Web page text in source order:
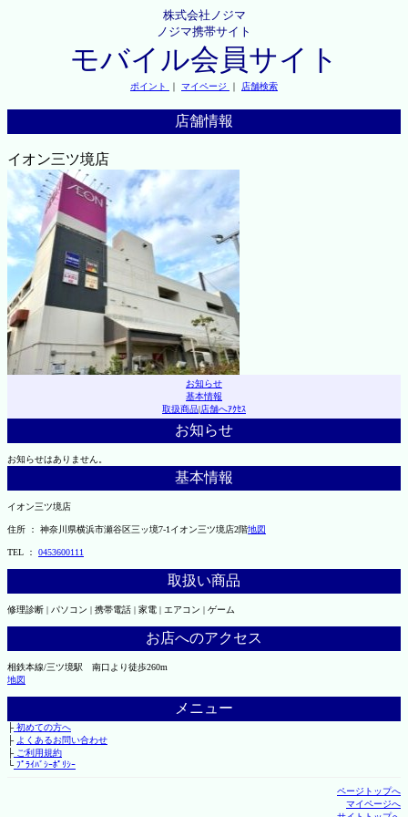
株式会社ノジマ
ノジマ携帯サイト
モバイル会員サイト
ポイント ｜ マイページ ｜ 店舗検索
店舗情報
イオン三ツ境店
お知らせ
基本情報
取扱商品|店舗へｱｸｾｽ
お知らせ
お知らせはありません。
基本情報
イオン三ツ境店
住所 ： 神奈川県横浜市瀬谷区三ッ境7-1イオン三ツ境店2階地図
TEL ： 0453600111
取扱い商品
修理診断 | パソコン | 携帯電話 | 家電 | エアコン | ゲーム
お店へのアクセス
相鉄本線/三ツ境駅 南口より徒歩260m
地図
メニュー
├初めての方へ
├ よくあるお問い合わせ
├ご利用規約
└ﾌﾟﾗｲﾊﾞｼｰﾎﾟﾘｼｰ
ページトップへ
マイページへ